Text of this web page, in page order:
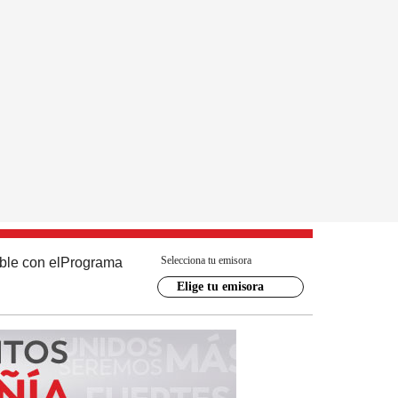
con el Programa Selecciona tu emisora
Elige tu emisora